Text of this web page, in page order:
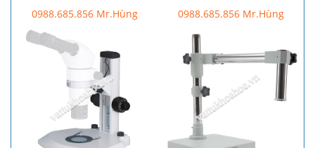
0988.685.856 Mr.Hùng 0988.685.856 Mr.Hùng